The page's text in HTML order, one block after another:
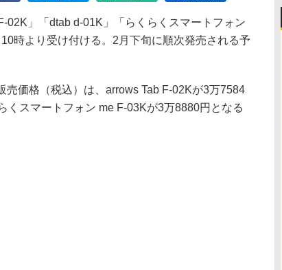
」「dtab d-01K」「らくらくスマートフォン
時より受け付ける。2月下旬に順次発売される予
価格（税込）は、arrows Tab F-02Kが3万7584
くスマートフォン me F-03Kが3万8880円となる